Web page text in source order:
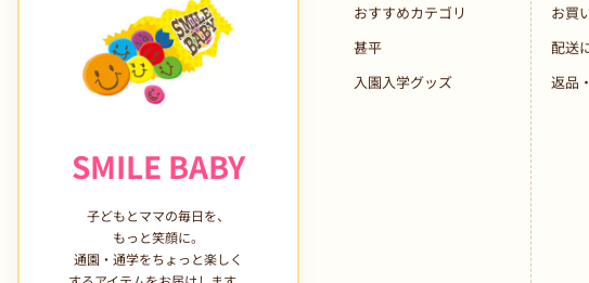
SMILE BABY
子どもとママの毎日を、
もっと笑顔に。
通園・通学をちょっと楽しく
おすすめカテゴリ
甚平
入園入学グッズ
お買
配送
返品